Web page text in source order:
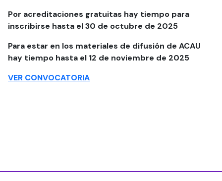
Por acreditaciones gratuitas hay tiempo para
inscribirse hasta el 30 de octubre de 2025
Para estar en los materiales de difusión de ACAU
hay tiempo hasta el 12 de noviembre de 2025
VER CONVOCATORIA